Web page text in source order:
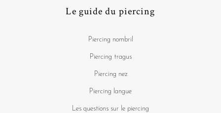
Le guide du piercing
Piercing nombril
Piercing tragus
Piercing nez
Piercing langue
Les questions sur le piercing